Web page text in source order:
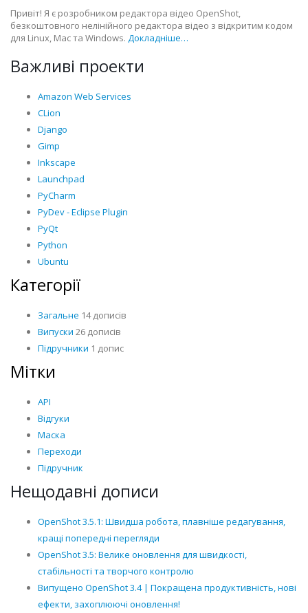
Привіт! Я є розробником редактора відео OpenShot,
безкоштовного нелінійного редактора відео з відкритим кодом
для Linux, Mac та Windows. Докладніше…
Важливі проекти
Amazon Web Services
CLion
Django
Gimp
Inkscape
Launchpad
PyCharm
PyDev - Eclipse Plugin
PyQt
Python
Ubuntu
Категорії
Загальне 14 дописів
Випуски 26 дописів
Підручники 1 допис
Мітки
API
Відгуки
Маска
Переходи
Підручник
Нещодавні дописи
OpenShot 3.5.1: Швидша робота, плавніше редагування,
кращі попередні перегляди
OpenShot 3.5: Велике оновлення для швидкості,
стабільності та творчого контролю
Випущено OpenShot 3.4 | Покращена продуктивність, нові
ефекти, захоплюючі оновлення!